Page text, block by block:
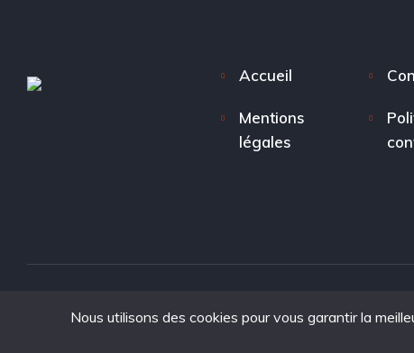
Accueil
Mentions
légales
Copyright © 2025. tous droits réservés à Auto Web
Nous utilisons des cookies pour vous garantir la